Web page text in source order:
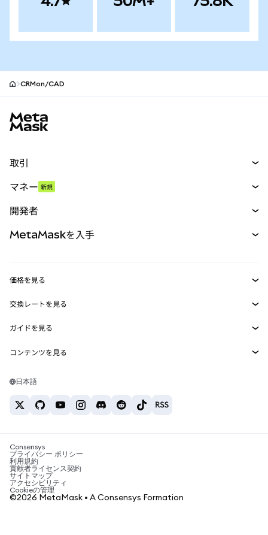
CRMon/CAD
取引
パーペチュアル
RWA
マネー 新規
開発者
MetaMask Connect
Snaps
Web3サービス
MetaMaskを入手
セキュリティ
サポート
キャリア
お問い合わせ
価格を見る
イーサリアムの価格
Solanaの価格
Tetherの価格
交換レートを見る
ETH→USD
USDT→INR
BTC→INR
ETH→USDT
ガイドを見る
ETHの購入
USDTの購入
SHIBの購入
BNBの購入
コンテンツを見る
Solanaウォレット
税制関連ニュース
暗号資産の購入方法は？
ビットコインを売るには？
日本語
Consensys
プライバシー ポリシー
利用規約
貢献者ライセンス契約
サイトマップ
アクセシビリティ
Cookieの管理
©2026 MetaMask • A Consensys Formation